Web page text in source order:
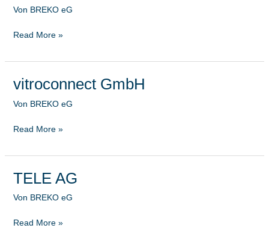
Von BREKO eG
GmbH
Read More »
vitroconnect GmbH
Von BREKO eG
vitroconnect
Read More »
TELE AG
Von BREKO eG
TELE
Read More »